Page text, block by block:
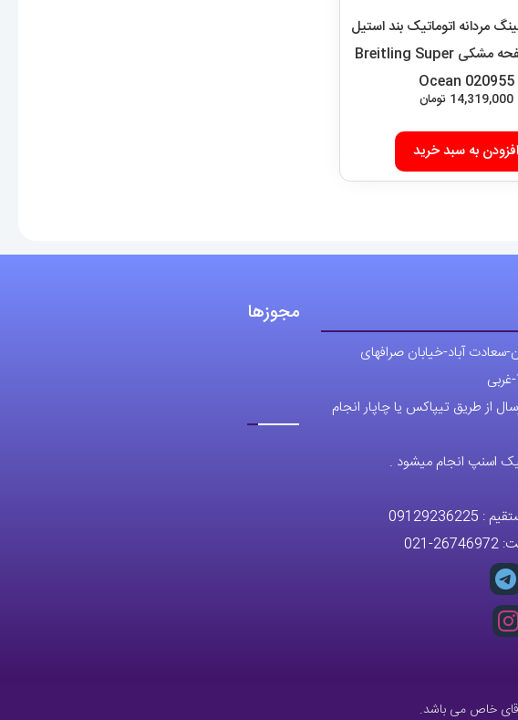
مردانه اتوماتیک بند استیل
حصیری صفحه مشکی Breitling Super
Ocean 020955
14,319,000 تومان
افزودن به سبد خرید
سعادت آباد-خیابان صرافهای
از طریق تیپاکس یا چاپار انجام
اسنپ انجام میشود .
:
09129236225
26746972
-021
مجوزها
خاص می باشد.